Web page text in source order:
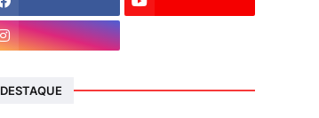
DESTAQUE